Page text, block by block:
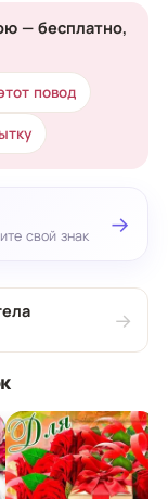
— бесплатно,
повод
свой знак →
→